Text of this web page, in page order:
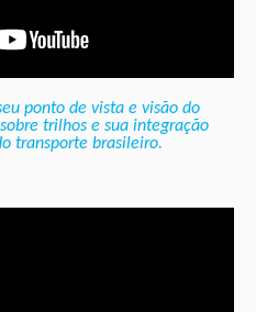
ponto de vista e visão do
trilhos e sua integração
transporte brasileiro.